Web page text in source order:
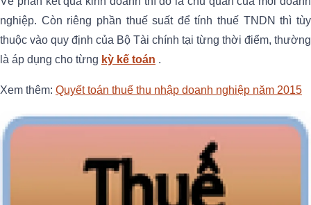
nghiệp. Còn riêng phần thuế suất để tính thuế TNDN thì tùy
thuộc vào quy định của Bộ Tài chính tại từng thời điểm, thường
là áp dụng cho từng kỳ kế toán .
Xem thêm: Quyết toán thuế thu nhập doanh nghiệp năm 2015